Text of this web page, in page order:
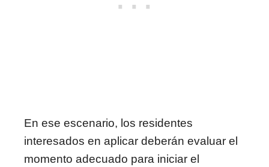
En ese escenario, los residentes
interesados en aplicar deberán evaluar el
momento adecuado para iniciar el